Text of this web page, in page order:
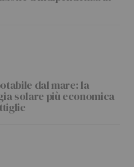
dal mare: la
solare più economica